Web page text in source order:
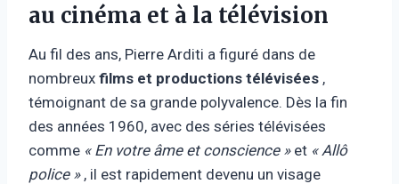
au cinéma et à la télévision
Au fil des ans, Pierre Arditi a figuré dans de
nombreux films et productions télévisées ,
témoignant de sa grande polyvalence. Dès la fin
des années 1960, avec des séries télévisées
comme « En votre âme et conscience »et « Allô
police », il est rapidement devenu un visage